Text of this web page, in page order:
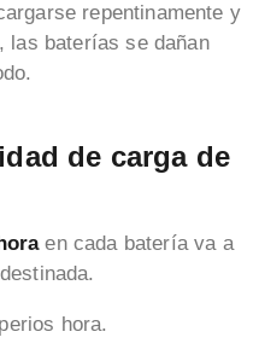
repentinamente y
las baterías se dañan
de carga de
en cada batería va a
hora.